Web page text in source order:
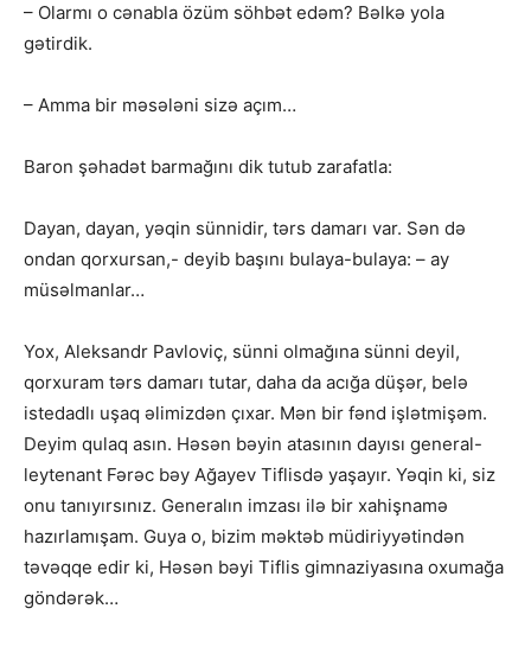
– Olarmı o cənabla özüm söhbət edəm? Bəlkə yola
gətirdik.
– Amma bir məsələni sizə açım…
Baron şəhadət barmağını dik tutub zarafatla:
Dayan, dayan, yəqin sünnidir, tərs damarı var. Sən də
ondan qorxursan,- deyib başını bulaya-bulaya: – ay
müsəlmanlar…
Yox, Aleksandr Pavloviç, sünni olmağına sünni deyil,
qorxuram tərs damarı tutar, daha da acığa düşər, belə
istedadlı uşaq əlimizdən çıxar. Mən bir fənd işlətmişəm.
Deyim qulaq asın. Həsən bəyin atasının dayısı general-
leytenant Fərəc bəy Ağayev Tiflisdə yaşayır. Yəqin ki, siz
onu tanıyırsınız. Generalın imzası ilə bir xahişnamə
hazırlamışam. Guya o, bizim məktəb müdiriyyətindən
təvəqqe edir ki, Həsən bəyi Tiflis gimnaziyasına oxumağa
göndərək…